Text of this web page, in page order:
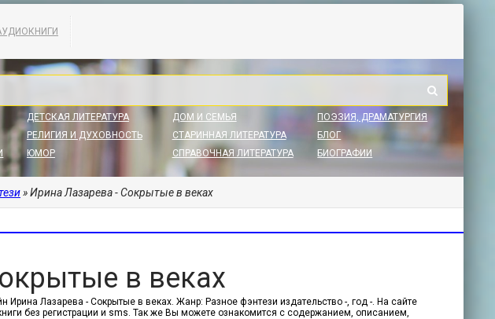
ДЕТСКАЯ ЛИТЕРАТУРА
РЕЛИГИЯ И ДУХОВНОСТЬ
ЮМОР
ДОМ И СЕМЬЯ
СТАРИННАЯ ЛИТЕРАТУРА
СПРАВОЧНАЯ ЛИТЕРАТУРА
ПОЭЗИЯ, ДРАМАТУРГИЯ
БЛОГ
БИОГРАФИИ
» Ирина Лазарева - Сокрытые в веках
в веках
Ирина Лазарева - Сокрытые в веках. Жанр: Разное фэнтези издательство -, год -. На сайте
без регистрации и sms. Так же Вы можете ознакомится с содержанием, описанием,